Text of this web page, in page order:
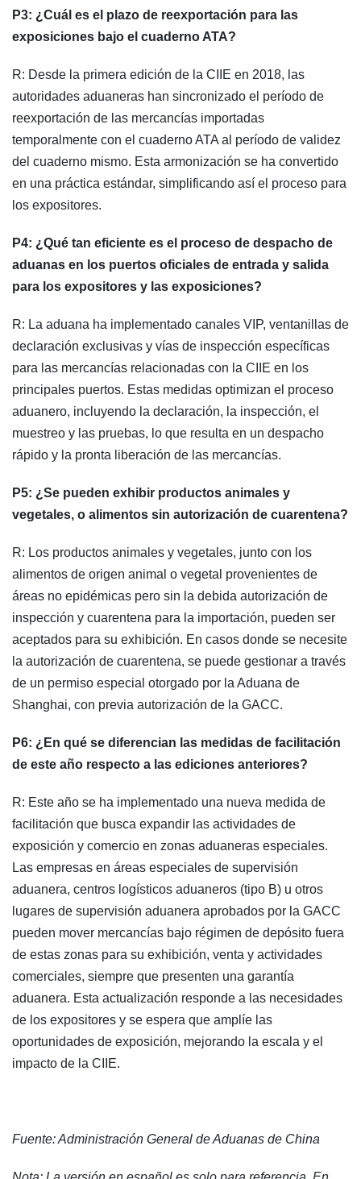
P3: ¿Cuál es el plazo de reexportación para las
exposiciones bajo el cuaderno ATA?
R: Desde la primera edición de la CIIE en 2018, las
autoridades aduaneras han sincronizado el período de
reexportación de las mercancías importadas
temporalmente con el cuaderno ATA al período de validez
del cuaderno mismo. Esta armonización se ha convertido
en una práctica estándar, simplificando así el proceso para
los expositores.
P4: ¿Qué tan eficiente es el proceso de despacho de
aduanas en los puertos oficiales de entrada y salida
para los expositores y las exposiciones?
R: La aduana ha implementado canales VIP, ventanillas de
declaración exclusivas y vías de inspección específicas
para las mercancías relacionadas con la CIIE en los
principales puertos. Estas medidas optimizan el proceso
aduanero, incluyendo la declaración, la inspección, el
muestreo y las pruebas, lo que resulta en un despacho
rápido y la pronta liberación de las mercancías.
P5: ¿Se pueden exhibir productos animales y
vegetales, o alimentos sin autorización de cuarentena?
R: Los productos animales y vegetales, junto con los
alimentos de origen animal o vegetal provenientes de
áreas no epidémicas pero sin la debida autorización de
inspección y cuarentena para la importación, pueden ser
aceptados para su exhibición. En casos donde se necesite
la autorización de cuarentena, se puede gestionar a través
de un permiso especial otorgado por la Aduana de
Shanghai, con previa autorización de la GACC.
P6: ¿En qué se diferencian las medidas de facilitación
de este año respecto a las ediciones anteriores?
R: Este año se ha implementado una nueva medida de
facilitación que busca expandir las actividades de
exposición y comercio en zonas aduaneras especiales.
Las empresas en áreas especiales de supervisión
aduanera, centros logísticos aduaneros (tipo B) u otros
lugares de supervisión aduanera aprobados por la GACC
pueden mover mercancías bajo régimen de depósito fuera
de estas zonas para su exhibición, venta y actividades
comerciales, siempre que presenten una garantía
aduanera. Esta actualización responde a las necesidades
de los expositores y se espera que amplíe las
oportunidades de exposición, mejorando la escala y el
impacto de la CIIE.
Fuente: Administración General de Aduanas de China